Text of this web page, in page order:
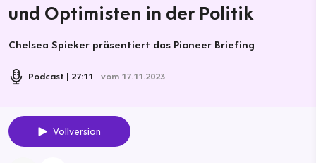
und Optimisten in der Politik
Chelsea Spieker präsentiert das Pioneer Briefing
Podcast 27:11 vom 17.11.2023
Vollversion